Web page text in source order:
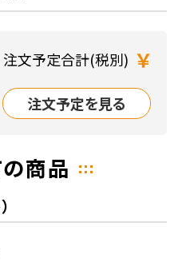
注文予定合計(税別) ￥
注文予定を見る
商品